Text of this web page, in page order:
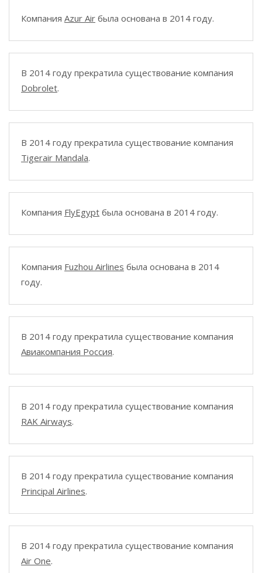
Компания Azur Air была основана в 2014 году.
В 2014 году прекратила существование компания
Dobrolet.
В 2014 году прекратила существование компания
Tigerair Mandala.
Компания FlyEgypt была основана в 2014 году.
Компания Fuzhou Airlines была основана в 2014
году.
В 2014 году прекратила существование компания
Авиакомпания Россия.
В 2014 году прекратила существование компания
RAK Airways.
В 2014 году прекратила существование компания
Principal Airlines.
В 2014 году прекратила существование компания
Air One.